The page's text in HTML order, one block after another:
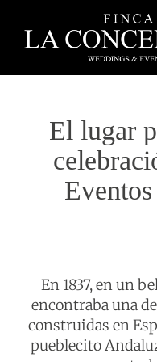
contenido
LA FINCA
ACCOMODATION
El lugar
En 1837, en un
encontraba una
construidas en
pueblecito